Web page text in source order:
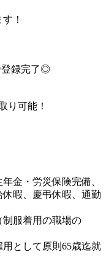
！
登録完了◎
り可能！
金・労災保険完備、
暇、慶弔休暇、通勤
服着用の職場の
として原則65歳迄就